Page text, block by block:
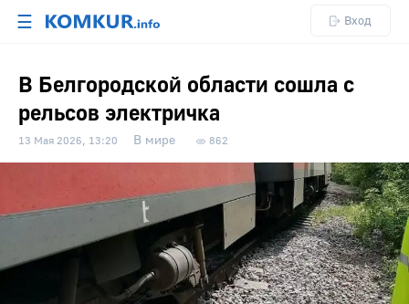
☰ Вход
В Белгородской области сошла с
рельсов электричка
13 Мая 2026, 13:20 В мире 862